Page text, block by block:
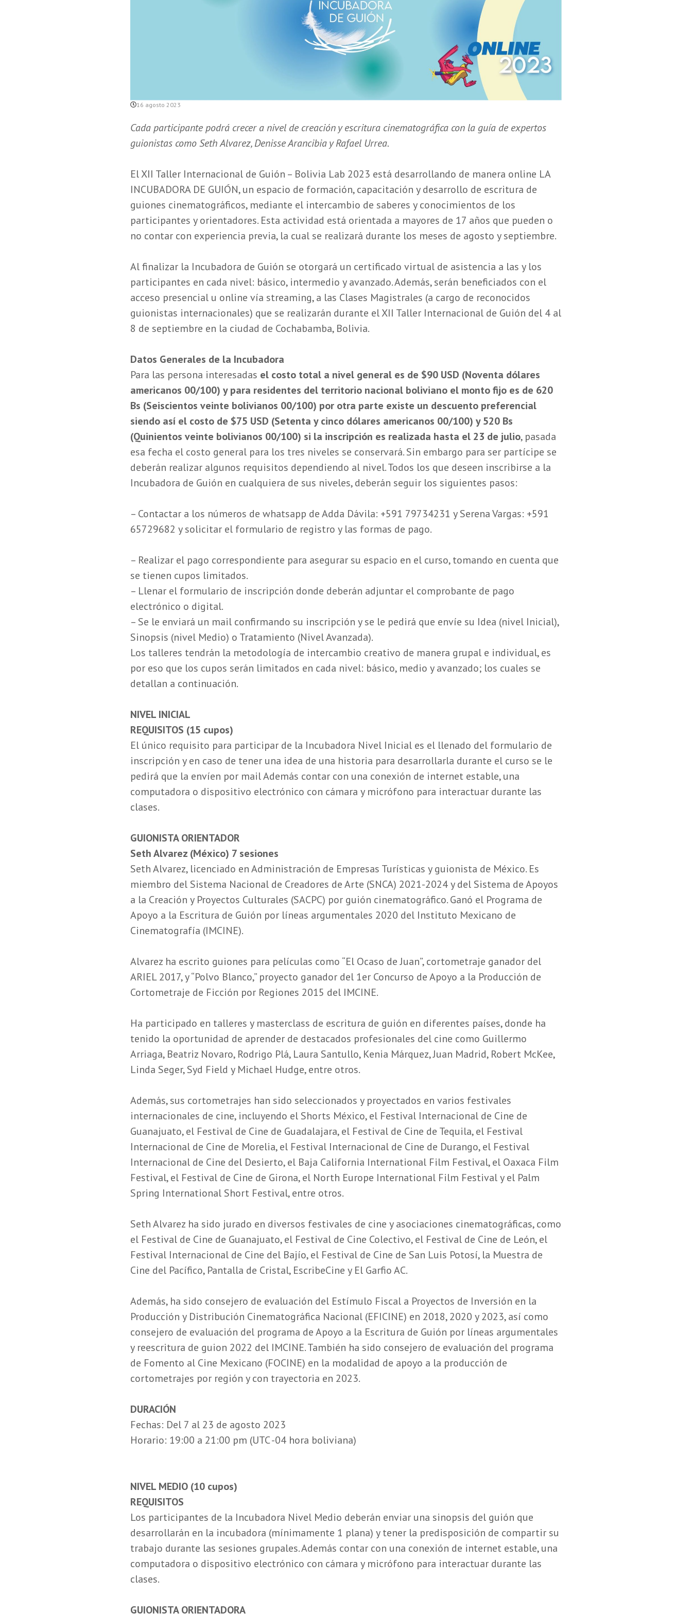
16 agosto 2023
Cada participante podrá crecer a nivel de creación y escritura cinematográfica con la guía de expertos
guionistas como Seth Alvarez, Denisse Arancibia y Rafael Urrea.
El XII Taller Internacional de Guión – Bolivia Lab 2023 está desarrollando de manera online LA
INCUBADORA DE GUIÓN, un espacio de formación, capacitación y desarrollo de escritura de
guiones cinematográficos, mediante el intercambio de saberes y conocimientos de los
participantes y orientadores. Esta actividad está orientada a mayores de 17 años que pueden o
no contar con experiencia previa, la cual se realizará durante los meses de agosto y septiembre.
Al finalizar la Incubadora de Guión se otorgará un certificado virtual de asistencia a las y los
participantes en cada nivel: básico, intermedio y avanzado. Además, serán beneficiados con el
acceso presencial u online vía streaming, a las Clases Magistrales (a cargo de reconocidos
guionistas internacionales) que se realizarán durante el XII Taller Internacional de Guión del 4 al
8 de septiembre en la ciudad de Cochabamba, Bolivia.
Datos Generales de la Incubadora
Para las persona interesadas el costo total a nivel general es de $90 USD (Noventa dólares
americanos 00/100) y para residentes del territorio nacional boliviano el monto fijo es de 620
Bs (Seiscientos veinte bolivianos 00/100) por otra parte existe un descuento preferencial
siendo así el costo de $75 USD (Setenta y cinco dólares americanos 00/100) y 520 Bs
(Quinientos veinte bolivianos 00/100) si la inscripción es realizada hasta el 23 de julio, pasada
esa fecha el costo general para los tres niveles se conservará. Sin embargo para ser partícipe se
deberán realizar algunos requisitos dependiendo al nivel. Todos los que deseen inscribirse a la
Incubadora de Guión en cualquiera de sus niveles, deberán seguir los siguientes pasos:
– Contactar a los números de whatsapp de Adda Dávila: +591 79734231 y Serena Vargas: +591
65729682 y solicitar el formulario de registro y las formas de pago.
– Realizar el pago correspondiente para asegurar su espacio en el curso, tomando en cuenta que
se tienen cupos limitados.
– Llenar el formulario de inscripción donde deberán adjuntar el comprobante de pago
electrónico o digital.
– Se le enviará un mail confirmando su inscripción y se le pedirá que envíe su Idea (nivel Inicial),
Sinopsis (nivel Medio) o Tratamiento (Nivel Avanzada).
Los talleres tendrán la metodología de intercambio creativo de manera grupal e individual, es
por eso que los cupos serán limitados en cada nivel: básico, medio y avanzado; los cuales se
detallan a continuación.
NIVEL INICIAL
REQUISITOS (15 cupos)
El único requisito para participar de la Incubadora Nivel Inicial es el llenado del formulario de
inscripción y en caso de tener una idea de una historia para desarrollarla durante el curso se le
pedirá que la envíen por mail Además contar con una conexión de internet estable, una
computadora o dispositivo electrónico con cámara y micrófono para interactuar durante las
clases.
GUIONISTA ORIENTADOR
Seth Alvarez (México) 7 sesiones
Seth Alvarez, licenciado en Administración de Empresas Turísticas y guionista de México. Es
miembro del Sistema Nacional de Creadores de Arte (SNCA) 2021-2024 y del Sistema de Apoyos
a la Creación y Proyectos Culturales (SACPC) por guión cinematográfico. Ganó el Programa de
Apoyo a la Escritura de Guión por líneas argumentales 2020 del Instituto Mexicano de
Cinematografía (IMCINE).
Alvarez ha escrito guiones para películas como “El Ocaso de Juan”, cortometraje ganador del
ARIEL 2017, y “Polvo Blanco,” proyecto ganador del 1er Concurso de Apoyo a la Producción de
Cortometraje de Ficción por Regiones 2015 del IMCINE.
Ha participado en talleres y masterclass de escritura de guión en diferentes países, donde ha
tenido la oportunidad de aprender de destacados profesionales del cine como Guillermo
Arriaga, Beatriz Novaro, Rodrigo Plá, Laura Santullo, Kenia Márquez, Juan Madrid, Robert McKee,
Linda Seger, Syd Field y Michael Hudge, entre otros.
Además, sus cortometrajes han sido seleccionados y proyectados en varios festivales
internacionales de cine, incluyendo el Shorts México, el Festival Internacional de Cine de
Guanajuato, el Festival de Cine de Guadalajara, el Festival de Cine de Tequila, el Festival
Internacional de Cine de Morelia, el Festival Internacional de Cine de Durango, el Festival
Internacional de Cine del Desierto, el Baja California International Film Festival, el Oaxaca Film
Festival, el Festival de Cine de Girona, el North Europe International Film Festival y el Palm
Spring International Short Festival, entre otros.
Seth Alvarez ha sido jurado en diversos festivales de cine y asociaciones cinematográficas, como
el Festival de Cine de Guanajuato, el Festival de Cine Colectivo, el Festival de Cine de León, el
Festival Internacional de Cine del Bajío, el Festival de Cine de San Luis Potosí, la Muestra de
Cine del Pacífico, Pantalla de Cristal, EscribeCine y El Garfio AC.
Además, ha sido consejero de evaluación del Estímulo Fiscal a Proyectos de Inversión en la
Producción y Distribución Cinematográfica Nacional (EFICINE) en 2018, 2020 y 2023, así como
consejero de evaluación del programa de Apoyo a la Escritura de Guión por líneas argumentales
y reescritura de guion 2022 del IMCINE. También ha sido consejero de evaluación del programa
de Fomento al Cine Mexicano (FOCINE) en la modalidad de apoyo a la producción de
cortometrajes por región y con trayectoria en 2023.
DURACIÓN
Fechas: Del 7 al 23 de agosto 2023
Horario: 19:00 a 21:00 pm (UTC -04 hora boliviana)
NIVEL MEDIO (10 cupos)
REQUISITOS
Los participantes de la Incubadora Nivel Medio deberán enviar una sinopsis del guión que
desarrollarán en la incubadora (mínimamente 1 plana) y tener la predisposición de compartir su
trabajo durante las sesiones grupales. Además contar con una conexión de internet estable, una
computadora o dispositivo electrónico con cámara y micrófono para interactuar durante las
clases.
GUIONISTA ORIENTADORA